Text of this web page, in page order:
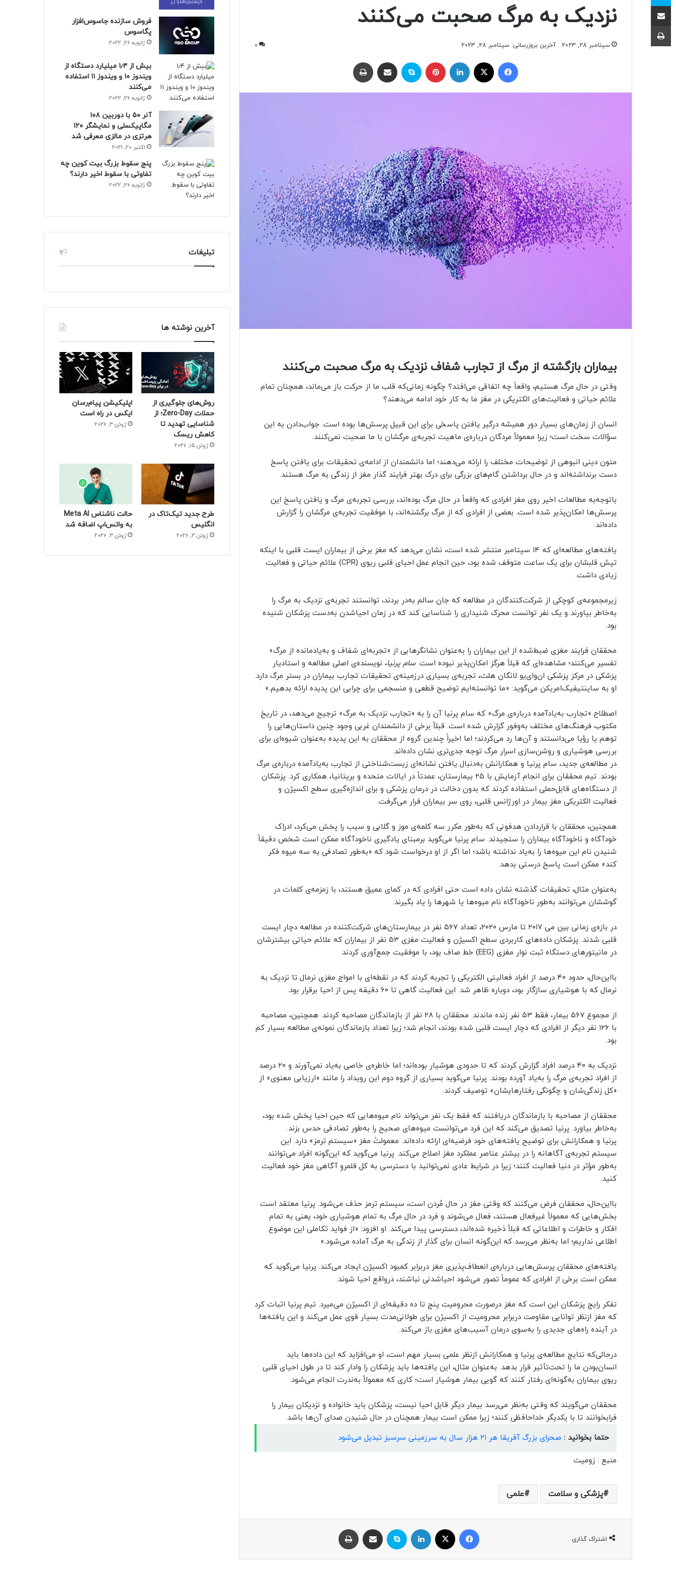
نزدیک به مرگ صحبت می‌کنند
سپتامبر 28, 2023 آخرین بروزرسانی: سپتامبر 28, 2023 0
ایکس
بیماران بازگشته از مرگ از تجارب شفاف نزدیک به مرگ صحبت می‌کنند
وقتی در حال مرگ هستیم، واقعاً چه اتفاقی می‌افتد؟ چگونه زمانی‌که قلب ما از حرکت باز می‌ماند، همچنان تمام
علائم حیاتی و فعالیت‌های الکتریکی در مغز ما به کار خود ادامه می‌دهند؟
انسان از زمان‌های بسیار دور همیشه درگیر یافتن پاسخی برای این قبیل پرسش‌ها بوده است. جواب‌دادن به این
سؤالات سخت است؛ زیرا معمولاً مردگان درباره‌ی ماهیت تجربه‌ی مرگشان با ما صحبت نمی‌کنند.
متون دینی انبوهی از توضیحات مختلف را ارائه می‌دهند؛ اما دانشمندان از ادامه‌ی تحقیقات برای یافتن پاسخ
دست برنداشته‌اند و در حال برداشتن گام‌های بزرگی برای درک بهتر فرایند گذار مغز از زندگی به مرگ هستند.
با‌توجه‌به مطالعات اخیر روی مغز افرادی که واقعاً در حال مرگ بوده‌اند، بررسی تجربه‌ی مرگ و یافتن پاسخ این
پرسش‌ها امکان‌پذیر شده است. بعضی از افرادی که از مرگ برگشته‌اند، با موفقیت تجربه‌ی مرگشان را گزارش
داده‌اند.
یافته‌های مطالعه‌ای که ۱۴ سپتامبر منتشر شده است، نشان می‌دهد که مغز برخی از بیماران ایست قلبی با اینکه
تپش قلبشان برای یک ساعت متوقف شده بود، حین انجام عمل احیای قلبی ریوی (CPR) علائم حیاتی و فعالیت
زیادی داشت.
زیرمجموعه‌ی کوچکی از شرکت‌کنندگان در مطالعه که جان سالم به‌در بردند، توانستند تجربه‌ی نزدیک به مرگ را
به‌خاطر بیاورند و یک نفر توانست محرک شنیداری را شناسایی کند که در زمان احیا‌شدن به‌دست پزشکان شنیده
بود.
محققان فرایند مغزی ضبط‌شده از این بیماران را به‌عنوان نشانگرهایی از «تجربه‌ای شفاف و به‌یاد‌مانده از مرگ»
تفسیر می‌کنند؛ مشاهده‌ای که قبلاً هرگز امکان‌پذیر نبوده است.سام پرنیا، نویسنده‌ی اصلی مطالعه و استادیار
پزشکی در مرکز پزشکی ان‌وای‌یو لانگان هلث، تجربه‌ی بسیاری درزمینه‌ی تحقیقات تجارب بیماران در بستر مرگ دارد.
او به ساینتیفیک‌امریکن می‌گوید: «ما توانسته‌ایم توضیح قطعی و منسجمی برای چرایی این پدیده ارائه بدهیم.»
اصطلاح «تجارب به‌یاد‌آمده درباره‌ی مرگ» که سام پرنیا آن را به «تجارب نزدیک به مرگ» ترجیح می‌دهد، در تاریخ
مکتوب فرهنگ‌های مختلف به‌وفور گزارش شده است. قبلاً برخی از دانشمندان غربی وجود چنین داستان‌هایی را
توهم یا رؤیا می‌دانستند و آن‌ها رد می‌کردند؛ اما اخیراً چندین گروه از محققان به این پدیده به‌عنوان شیوه‌ای برای
بررسی هوشیاری و روشن‌سازی اسرار مرگ توجه جدی‌تری نشان داده‌اند.
در مطالعه‌ی جدید، سام پرنیا و همکارانش به‌دنبال یافتن نشانه‌ای زیست‌شناختی از تجارب به‌یاد‌آمده درباره‌ی مرگ
بودند. تیم محققان برای انجام آزمایش با ۲۵ بیمارستان، عمدتاً در ایالات متحده و بریتانیا، همکاری کرد. پزشکان
از دستگاه‌های قابل‌حملی استفاده کردند که بدون دخالت در درمان پزشکی و برای اندازه‌گیری سطح اکسیژن و
فعالیت الکتریکی مغز بیمار در اورژانس قلبی، روی سر بیماران قرار می‌گرفت.
همچنین، محققان با قراردادن هدفونی که به‌طور مکرر سه کلمه‌ی موز و گلابی و سیب را پخش می‌کرد، ادراک
خودآگاه و ناخودآگاه بیماران را سنجیدند. سام پرنیا می‌گوید بر‌مبنای یادگیری ناخودآگاه ممکن است شخص دقیقاً
شنیدن نام این میوه‌ها را به‌یاد نداشته باشد؛ اما اگر از او درخواست شود که «به‌طور تصادفی به سه میوه فکر
کند» ممکن است پاسخ درستی بدهد.
به‌عنوان مثال، تحقیقات گذشته نشان داده است حتی افرادی که در کمای عمیق هستند، با زمزمه‌ی کلمات در
گوششان می‌توانند به‌طور ناخودآگاه نام میوه‌ها یا شهرها را یاد بگیرند.
در بازه‌ی زمانی بین می ۲۰۱۷ تا مارس ۲۰۲۰، تعداد ۵۶۷ نفر در بیمارستان‌های شرکت‌کننده در مطالعه دچار ایست
قلبی شدند. پزشکان داده‌های کاربردی سطح اکسیژن و فعالیت مغزی ۵۳ نفر از بیماران که علائم حیاتی بیشترشان
در مانیتورهای دستگاه ثبت نوار مغزی (EEG) خط صاف بود، با موفقیت جمع‌آوری کردند.
بااین‌حال، حدود ۴۰ درصد از افراد فعالیتی الکتریکی را تجربه کردند که در نقطه‌ای با امواج مغزی نرمال تا نزدیک به
نرمال که با هوشیاری سازگار بود، دوباره ظاهر شد. این فعالیت گاهی تا ۶۰ دقیقه پس از احیا برقرار بود.
از مجموع ۵۶۷ بیمار، فقط ۵۳ نفر زنده ماندند. محققان با ۲۸ نفر از بازماندگان مصاحبه کردند. همچنین، مصاحبه
با ۱۲۶ نفر دیگر از افرادی که دچار ایست قلبی شده بودند، انجام شد؛ زیرا تعداد بازماندگان نمونه‌ی مطالعه بسیار کم
بود.
نزدیک به ۴۰ درصد افراد گزارش کردند که تا حدودی هوشیار بوده‌اند؛ اما خاطره‌ی خاصی به‌یاد نمی‌آورند و ۲۰ درصد
از افراد تجربه‌ی مرگ را به‌یاد آورده بودند. پرنیا می‌گوید بسیاری از گروه دوم این رویداد را مانند «ارزیابی معنوی» از
«کل زندگی‌شان و چگونگی رفتارهایشان» توصیف کردند.
محققان از مصاحبه با بازماندگان دریافتند که فقط یک نفر می‌تواند نام میوه‌هایی که حین احیا پخش شده بود،
به‌خاطر بیاورد. پرنیا تصدیق می‌کند که این فرد می‌توانست میوه‌های صحیح را به‌طور تصادفی حدس بزند.
پرنیا و همکارانش برای توضیح یافته‌های خود فرضیه‌ای ارائه داده‌اند. معمولتً مغز «سیستم ترمز» دارد. این
سیستم تجربه‌ی آگاهانه را در بیشتر عناصر عملکرد مغز اصلاح می‌کند. پرنیا می‌گوید که این‌گونه افراد می‌توانند
به‌طور مؤثر در دنیا فعالیت کنند؛ زیرا در شرایط عادی نمی‌توانید با دسترسی به کل قلمروِ آگاهی مغز خود فعالیت
کنید.
با‌این‌حال، محققان فرض می‌کنند که وقتی مغز در حال مُردن است، سیستم ترمز حذف می‌شود. پرنیا معتقد است
بخش‌هایی که معمولاً غیرفعال هستند، فعال می‌شوند و فرد در حال مرگ به تمام هوشیاری خود، یعنی به تمام
افکار و خاطرات و اطلاعاتی که قبلاً ذخیره شده‌اند، دسترسی پیدا می‌کند. او افزود: «از فواید تکاملی این موضوع
اطلاعی نداریم؛ اما به‌نظر می‌رسد که این‌گونه انسان برای گذار از زندگی به مرگ آماده می‌شود.»
یافته‌های محققان پرسش‌هایی درباره‌ی انعطاف‌پذیری مغز در‌برابر کمبود اکسیژن ایجاد می‌کند. پرنیا می‌گوید که
ممکن است برخی از افرادی که عموماً تصور می‌شود احیاشدنی نباشند، در‌واقع احیا شوند.
تفکر رایج پزشکان این است که مغز درصورت محرومیت پنج تا ده دقیقه‌ای از اکسیژن می‌میرد. تیم پرنیا اثبات کرد
که مغز ازنظر توانایی مقاومت دربرابر محرومیت از اکسیژن برای طولانی‌مدت بسیار قوی عمل می‌کند و این یافته‌ها
در آینده راه‌های جدیدی را به‌سوی درمان‌ آسیب‌های مغزی باز می‌کند.
در‌حالی‌که نتایج مطالعه‌ی پرنیا و همکارانش از‌نظر علمی بسیار مهم است، او می‌افزاید که این داده‌ها باید
انسان‌بودن ما را تحت‌تأثیر قرار بدهد. به‌عنوان مثال، این یافته‌ها باید پزشکان را وادار کند تا در طول احیای قلبی
ریوی بیماران به‌گونه‌ای رفتار کنند که گویی بیمار هوشیار است؛ کاری که معمولاً به‌ندرت انجام می‌شود.
محققان می‌گویند که وقتی به‌نظر می‌رسد بیمار دیگر قابل احیا نیست، پزشکان باید خانواده و نزدیکان بیمار را
فرابخوانند تا با یکدیگر خداحافظی کنند؛ زیرا ممکن است بیمار همچنان در حال شنیدن صدای آن‌ها باشد.
حتما بخوانید : صحرای بزرگ آفریقا هر ۲۱ هزار سال به سرزمینی سرسبز تبدیل می‌شود
منبع : زومیت
پزشکی و سلامت علمی
اشتراک گذاری
ایکس
فروش سازنده جاسوس‌افزار
پگاسوس
ژانویه 26, 2022
بیش از ۱٫۴ میلیارد دستگاه از
ویندوز ۱۰ و ویندوز ۱۱ استفاده
می‌کنند
ژانویه 26, 2022
آنر ۵۰ با دوربین ۱۰۸
مگاپیکسلی و نمایشگر ۱۲۰
هرتزی در مالزی معرفی شد
اکتبر 20, 2021
پنج سقوط بزرگ بیت کوین چه
تفاوتی با سقوط اخیر دارند؟
ژانویه 26, 2022
تبلیغات
آخرین نوشته ها
روش‌های جلوگیری از
حملات Zero-Day؛ از
شناسایی تهدید تا
کاهش ریسک
ژوئن 15, 2026
اپلیکیشن پیام‌رسان
ایکس در راه است
ژوئن 3, 2026
طرح جدید تیک‌تاک در
انگلیس
ژوئن 3, 2026
حالت ناشناس Meta AI
به واتس‌اپ اضافه شد
ژوئن 3, 2026